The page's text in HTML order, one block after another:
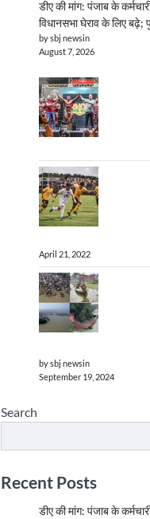
डीए की मांग: पंजाब के
विधानसभा घेराव के लिए
by sbj newsin
August 7, 2026
April 21, 2022
by sbj newsin
September 19, 2024
Search
Recent Posts
डीए की मांग: पंजाब के